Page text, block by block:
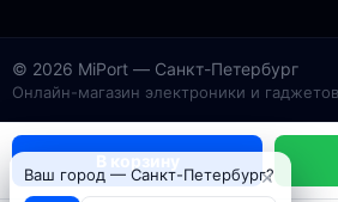
В корзину
© 2026 MiPort — Санкт-Петербург
Онлайн-магазин электроники и гаджетов
Ваш город — Санкт-Петербург?
×